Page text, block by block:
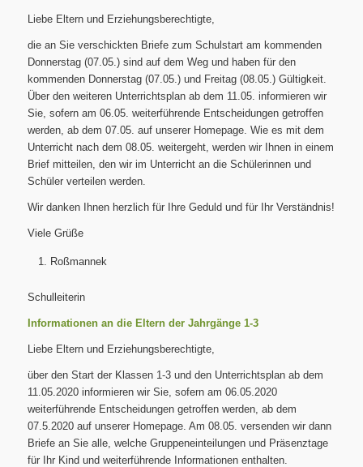
Liebe Eltern und Erziehungsberechtigte,
die an Sie verschickten Briefe zum Schulstart am kommenden
Donnerstag (07.05.) sind auf dem Weg und haben für den
kommenden Donnerstag (07.05.) und Freitag (08.05.) Gültigkeit.
Über den weiteren Unterrichtsplan ab dem 11.05. informieren wir
Sie, sofern am 06.05. weiterführende Entscheidungen getroffen
werden, ab dem 07.05. auf unserer Homepage. Wie es mit dem
Unterricht nach dem 08.05. weitergeht, werden wir Ihnen in einem
Brief mitteilen, den wir im Unterricht an die Schülerinnen und
Schüler verteilen werden.
Wir danken Ihnen herzlich für Ihre Geduld und für Ihr Verständnis!
Viele Grüße
Roßmannek
Schulleiterin
Informationen an die Eltern der Jahrgänge 1-3
Liebe Eltern und Erziehungsberechtigte,
über den Start der Klassen 1-3 und den Unterrichtsplan ab dem
11.05.2020 informieren wir Sie, sofern am 06.05.2020
weiterführende Entscheidungen getroffen werden, ab dem
07.5.2020 auf unserer Homepage. Am 08.05. versenden wir dann
Briefe an Sie alle, welche Gruppeneinteilungen und Präsenztage
für Ihr Kind und weiterführende Informationen enthalten.